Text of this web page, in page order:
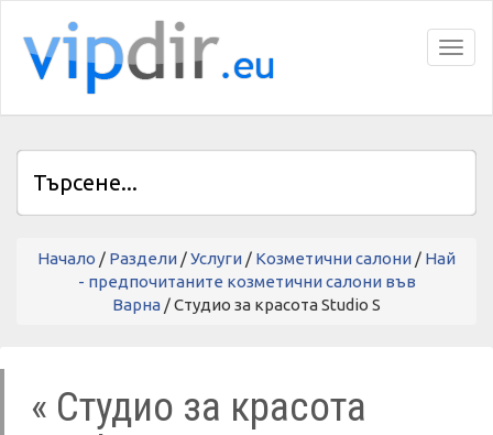
Начало / Раздели /Услуги / Козметични салони / Най
- предпочитаните козметични салони във
Варна / Студио за красота Studio S
« Студио за красота